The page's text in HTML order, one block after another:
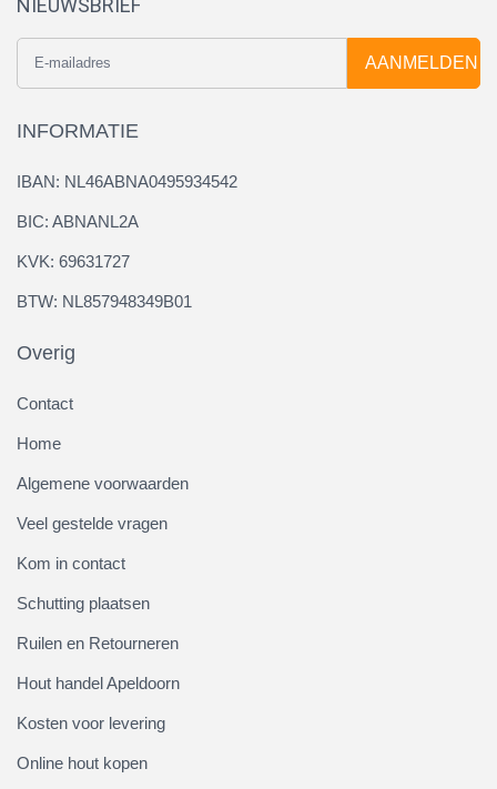
AANMELDEN
INFORMATIE
IBAN: NL46ABNA0495934542
BIC: ABNANL2A
KVK: 69631727
BTW: NL857948349B01
Overig
Contact
Home
Algemene voorwaarden
Veel gestelde vragen
Kom in contact
Schutting plaatsen
Ruilen en Retourneren
Hout handel Apeldoorn
Kosten voor levering
Online hout kopen